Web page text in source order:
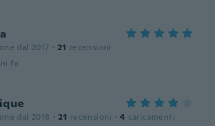
dal 2017 · 21 recensioni
fa
dal 2018 · 21 recensioni · 4 caricamenti